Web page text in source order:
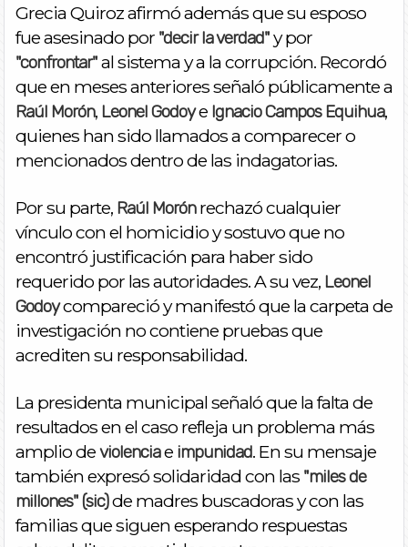
Grecia Quiroz afirmó además que su esposo
fue asesinado por "decir la verdad"y por
"confrontar"al sistema y a la corrupción. Recordó
que en meses anteriores señaló públicamente a
Raúl Morón, Leonel Godoye Ignacio Campos Equihua,
quienes han sido llamados a comparecer o
mencionados dentro de las indagatorias.
Por su parte, Raúl Morónrechazó cualquier
vínculo con el homicidio y sostuvo que no
encontró justificación para haber sido
requerido por las autoridades. A su vez, Leonel
Godoycompareció y manifestó que la carpeta de
investigación no contiene pruebas que
acrediten su responsabilidad.
La presidenta municipal señaló que la falta de
resultados en el caso refleja un problema más
amplio deviolenciae impunidad. En su mensaje
también expresó solidaridad con las "miles de
millones" (sic)de madres buscadoras y con las
familias que siguen esperando respuestas